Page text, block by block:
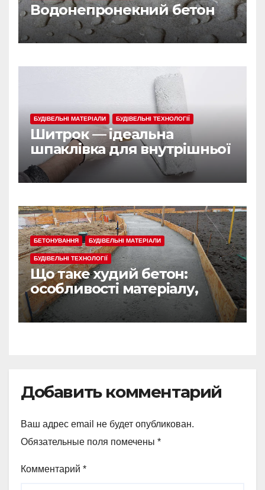
Водонепронекний бетон
БУДІВЕЛЬНІ МАТЕРІАЛИ БУДІВЕЛЬНІ ТЕХНОЛОГІЇ
Шитрок — ідеальна
шпаклівка для внутрішньої
обробки
БЕТОНУВАННЯ БУДІВЕЛЬНІ МАТЕРІАЛИ
БУДІВЕЛЬНІ ТЕХНОЛОГІЇ
Що таке худий бетон:
особливості матеріалу,
сфера застосування
Добавить комментарий
Ваш адрес email не будет опубликован.
Обязательные поля помечены *
Комментарий *